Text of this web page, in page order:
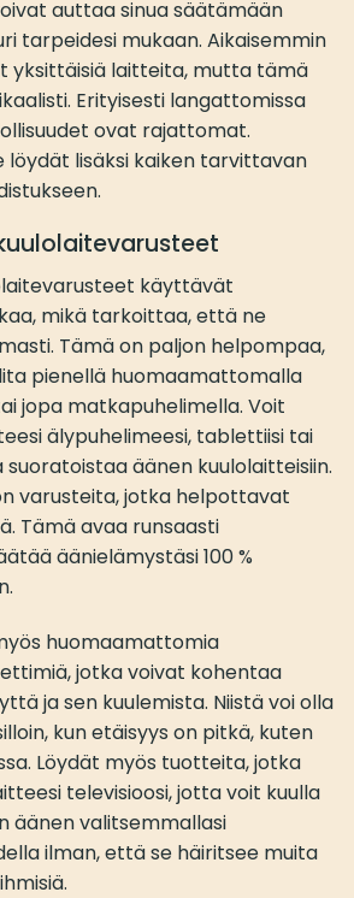
auttaa sinua säätämään
tarpeidesi mukaan. Aikaisemmin
yksittäisiä laitteita, mutta tämä
Erityisesti langattomissa
ovat rajattomat.
löydät lisäksi kaiken tarvittavan
käyttävät
mikä tarkoittaa, että ne
Tämä on paljon helpompaa,
pienellä huomaamattomalla
jopa matkapuhelimella. Voit
älypuhelimeesi, tablettiisi tai
äänen kuulolaitteisiin.
varusteita, jotka helpottavat
Tämä avaa runsaasti
äänielämystäsi 100 %
huomaamattomia
jotka voivat kohentaa
ja sen kuulemista. Niistä voi olla
kun etäisyys on pitkä, kuten
Löydät myös tuotteita, jotka
televisioosi, jotta voit kuulla
äänen valitsemmallasi
ilman, että se häiritsee muita